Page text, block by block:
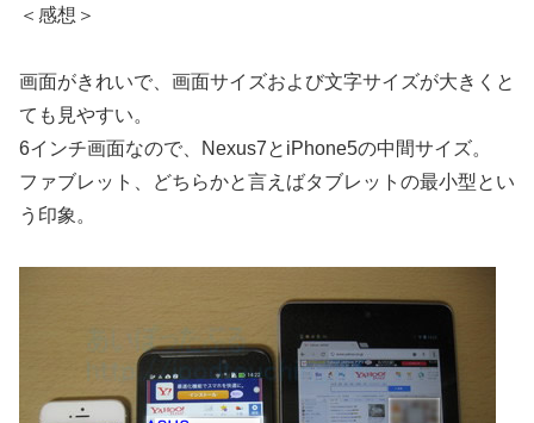
＜感想＞
画面がきれいで、画面サイズおよび文字サイズが大きくと
ても見やすい。
6インチ画面なので、Nexus7とiPhone5の中間サイズ。
ファブレット、どちらかと言えばタブレットの最小型とい
う印象。